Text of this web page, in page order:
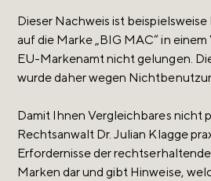
Dieser Nachweis ist beispielsweise
auf die Marke „BIG MAC“ in
EU-Markenamt nicht gelungen.
wurde daher wegen
Damit Ihnen Vergleichbares nicht
Rechtsanwalt Dr. Julian Klagge
Erfordernisse der
Marken dar und gibt Hinweise,